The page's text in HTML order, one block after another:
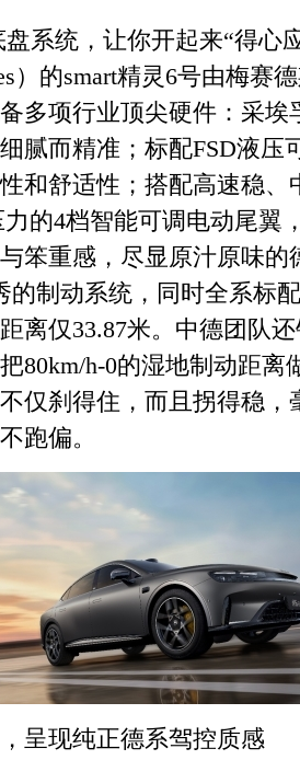
系统，让你开起来“得心
）的smart精灵6号由梅赛
多项行业顶尖硬件：采埃
腻而精准；标配FSD液压
和舒适性；搭配高速稳、
的4档智能可调电动尾翼
笨重感，尽显原汁原味的
的制动系统，同时全系标
离仅33.87米。中德团队
80km/h-0的湿地制动距离
仅刹得住，而且拐得稳，
跑偏。
呈现纯正德系驾控质感